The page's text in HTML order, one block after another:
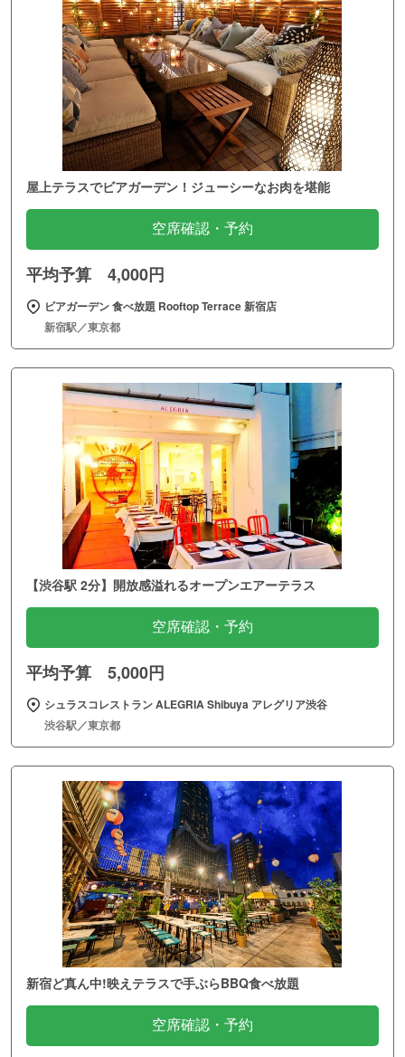
屋上テラスでビアガーデン！ジューシーなお肉を堪能
空席確認・予約
平均予算 4,000円
ビアガーデン 食べ放題 Rooftop Terrace 新宿店
新宿駅／東京都
【渋谷駅 2分】開放感溢れるオープンエアーテラス
空席確認・予約
平均予算 5,000円
シュラスコレストラン ALEGRIA Shibuya アレグリア渋谷
渋谷駅／東京都
新宿ど真ん中!映えテラスで手ぶらBBQ食べ放題
空席確認・予約